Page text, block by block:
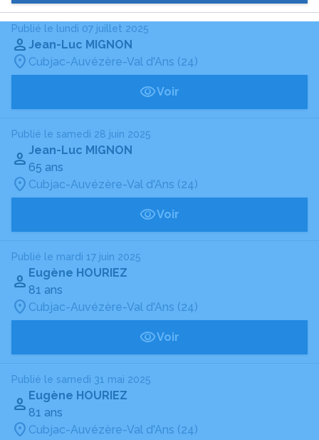
Publié le lundi 07 juillet 2025
Jean-Luc MIGNON
Cubjac-Auvézère-Val d'Ans (24)
Voir
Publié le samedi 28 juin 2025
Jean-Luc MIGNON
65 ans
Cubjac-Auvézère-Val d'Ans (24)
Voir
Publié le mardi 17 juin 2025
Eugène HOURIEZ
81 ans
Cubjac-Auvézère-Val d'Ans (24)
Voir
Publié le samedi 31 mai 2025
Eugène HOURIEZ
81 ans
Cubjac-Auvézère-Val d'Ans (24)